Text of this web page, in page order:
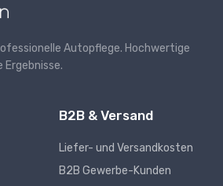
Autopflege. Hochwertige
B2B & Versand
Liefer- und Versandkosten
B2B Gewerbe-Kunden